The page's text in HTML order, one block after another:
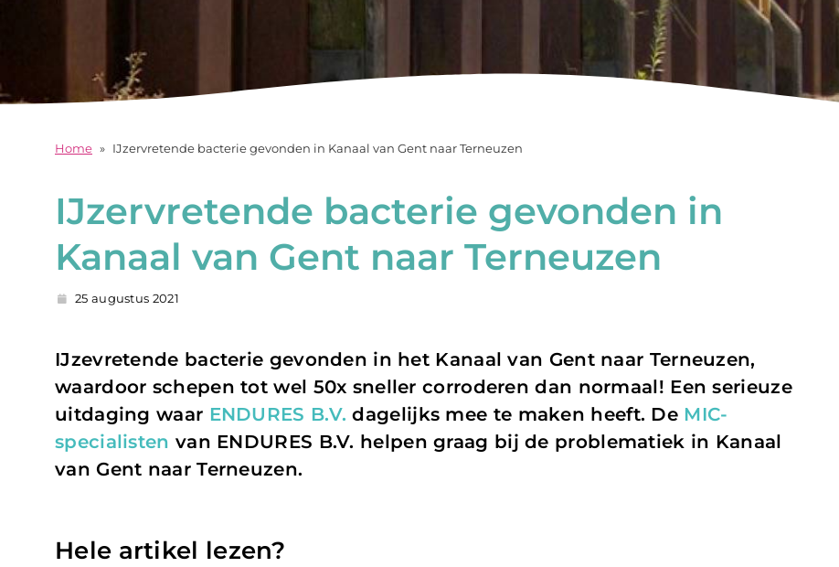
Home » IJzervretende bacterie gevonden in Kanaal van Gent naar Terneuzen
IJzervretende bacterie gevonden in
Kanaal van Gent naar Terneuzen
25 augustus 2021
IJzevretende bacterie gevonden in het Kanaal van Gent naar Terneuzen,
waardoor schepen tot wel 50x sneller corroderen dan normaal! Een serieuze
uitdaging waar ENDURES B.V. dagelijks mee te maken heeft. De MIC-
specialisten van ENDURES B.V. helpen graag bij de problematiek in Kanaal
van Gent naar Terneuzen.
Hele artikel lezen?